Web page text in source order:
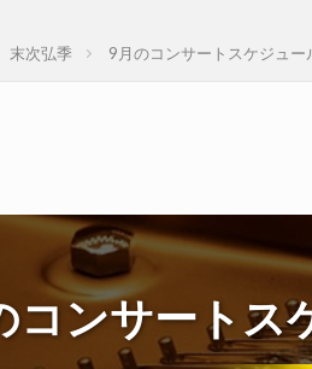
末次弘季 9月のコンサートスケジュー
コンサートス